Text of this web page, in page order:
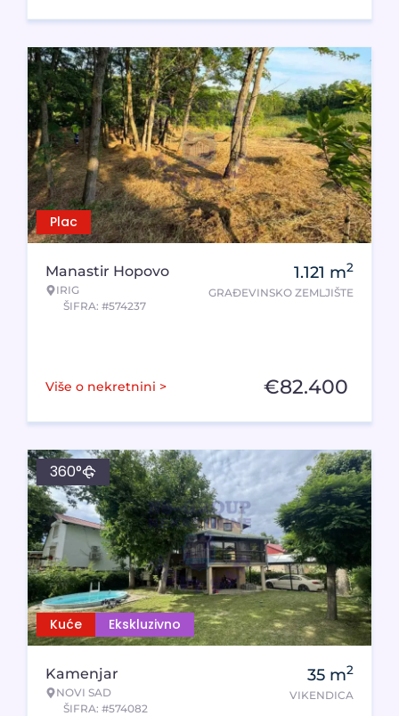
Plac
Manastir Hopovo
IRIG
ŠIFRA: #574237
1.121 m2
GRAĐEVINSKO ZEMLJIŠTE
Više o nekretnini > €82.400
Kuće Ekskluzivno
360°
Kamenjar
NOVI SAD
ŠIFRA: #574082
35 m2
VIKENDICA